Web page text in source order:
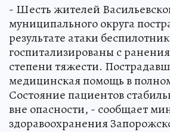
- Шесть жителей
муниципального округа
результате атаки
госпитализированы с
степени тяжести.
медицинская помощь в
Состояние пациентов
вне опасности, - сообщает
здоравоохранения